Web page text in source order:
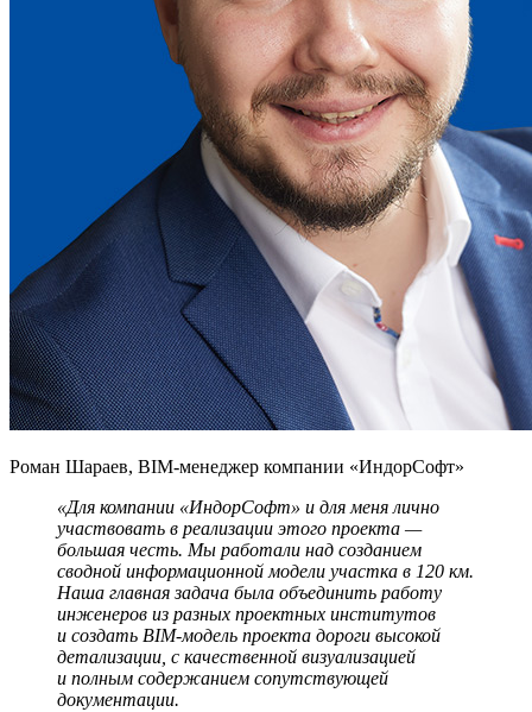
Роман Шараев, BIM-менеджер компании «ИндорСофт»
«Для компании «ИндорСофт» и для меня лично
участвовать в реализации этого проекта —
большая честь. Мы работали над созданием
сводной информационной модели участка в 120 км.
Наша главная задача была объединить работу
инженеров из разных проектных институтов
и создать BIM-модель проекта дороги высокой
детализации, с качественной визуализацией
и полным содержанием сопутствующей
документации.